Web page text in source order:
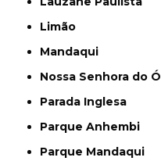
Limão
Mandaqui
Nossa Senhora do Ó
Parada Inglesa
Parque Anhembi
Parque Mandaqui